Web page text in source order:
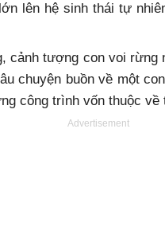
lên hệ sinh thái tự
cảnh tượng con voi rừng
chuyện buồn về một
công trình vốn thuộc
Advertisement